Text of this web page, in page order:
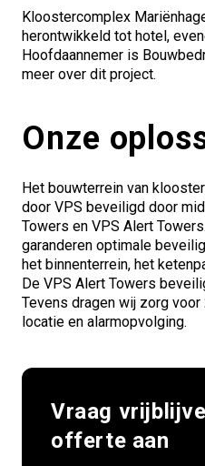
Kloostercomplex
herontwikkeld tot hotel,
Hoofdaannemer is
meer over dit project.
Onze
Het bouwterrein van
door VPS beveiligd door
Towers en VPS Alert
garanderen optimale
het binnenterrein, het
De VPS Alert Towers
Tevens dragen wij zorg
locatie en alarmopvolging.
Vraag
offerte aan